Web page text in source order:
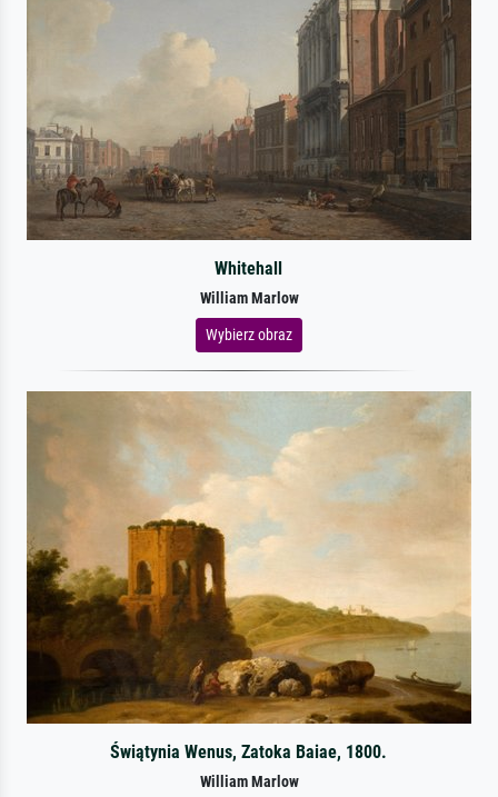
Whitehall
William Marlow
Wybierz obraz
Świątynia Wenus, Zatoka Baiae, 1800.
William Marlow